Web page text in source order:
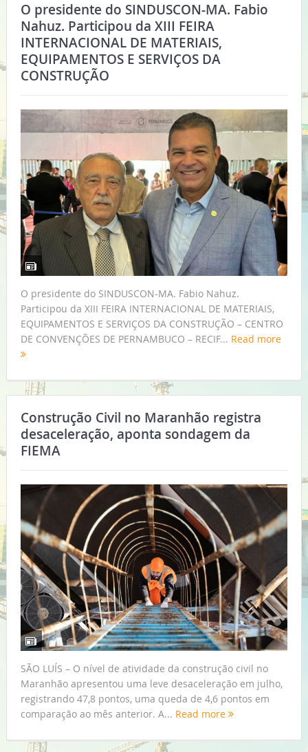
O presidente do SINDUSCON-MA. Fabio
Nahuz. Participou da XIII FEIRA
INTERNACIONAL DE MATERIAIS,
EQUIPAMENTOS E SERVIÇOS DA
CONSTRUÇÃO
O presidente do SINDUSCON-MA. Fabio Nahuz.
Participou da XIII FEIRA INTERNACIONAL DE MATERIAIS,
EQUIPAMENTOS E SERVIÇOS DA CONSTRUÇÃO – CENTRO
DE CONVENÇÕES DE PERNAMBUCO – RECIF... Read more
Construção Civil no Maranhão registra
desaceleração, aponta sondagem da
FIEMA
SÃO LUÍS – O nível de atividade da construção civil no
Maranhão apresentou uma leve desaceleração em julho,
registrando 47,8 pontos, uma queda de 4,6 pontos em
comparação ao mês anterior. A... Read more